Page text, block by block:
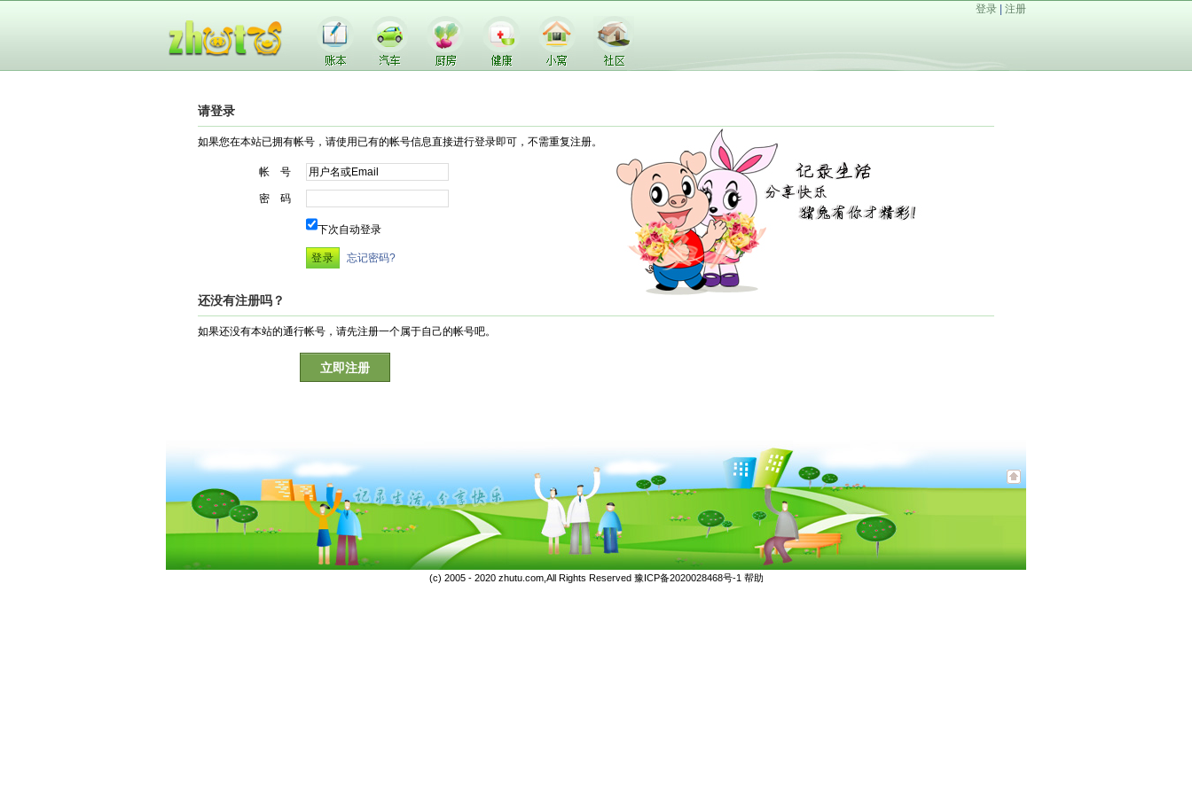
登录 注册
请登录
如果您在本站已拥有帐号，请使用已有的帐号信息直接进行登录即可，不需重复注册。
帐 号
密 码
下次自动登录
忘记密码?
还没有注册吗？
如果还没有本站的通行帐号，请先注册一个属于自己的帐号吧。
立即注册
(c) 2005 - 2020 zhutu.com,All Rights Reserved 豫ICP备2020028468号-1 帮助